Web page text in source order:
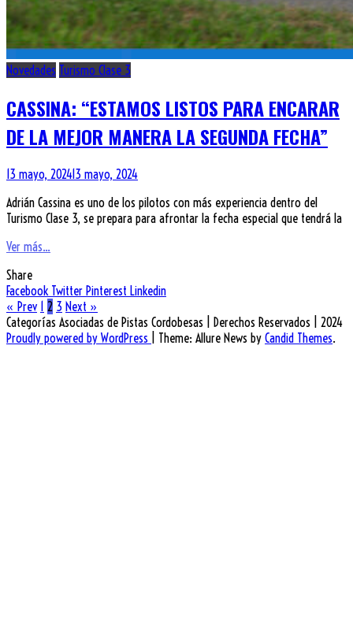
Novedades Turismo Clase 3
CASSINA: “ESTAMOS LISTOS PARA ENCARAR
DE LA MEJOR MANERA LA SEGUNDA FECHA”
13 mayo, 202413 mayo, 2024
Adrián Cassina es uno de los pilotos con más experiencia dentro del
Turismo Clase 3, se prepara para afrontar la fecha especial que tendrá la
Ver más...
Share
Facebook Twitter Pinterest Linkedin
« Prev 1 2 3 Next »
Categorías Asociadas de Pistas Cordobesas | Derechos Reservados | 2024
Proudly powered by WordPress
Theme: Allure News by Candid Themes.